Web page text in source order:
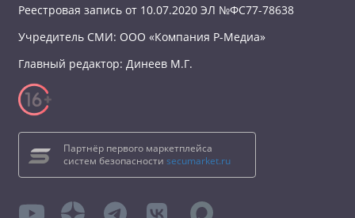
Реестровая запись от 10.07.2020 ЭЛ №ФС77-78638
Учредитель СМИ: ООО «Компания Р-Медиа»
Главный редактор: Динеев М.Г.
Партнёр первого маркетплейса
систем безопасности secumarket.ru